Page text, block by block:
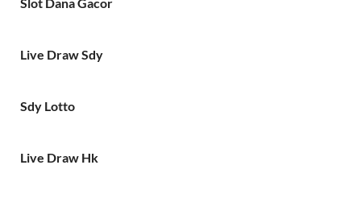
Live Draw Sdy
Sdy Lotto
Live Draw Hk